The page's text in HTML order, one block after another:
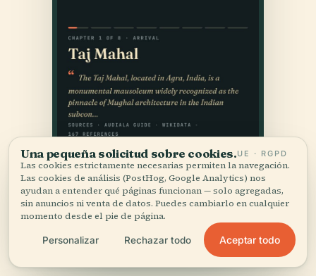
Una pequeña solicitud sobre cookies.UE · RGPD
Las cookies estrictamente necesarias permiten la navegación.
Las cookies de análisis (PostHog, Google Analytics) nos
ayudan a entender qué páginas funcionan — solo agregadas,
sin anuncios ni venta de datos. Puedes cambiarlo en cualquier
momento desde el pie de página.
Personalizar Rechazar todo Aceptar todo